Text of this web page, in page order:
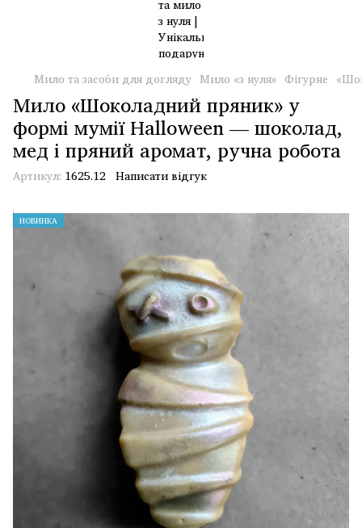
Мило та засоби для догляду Мило «з нуля» Фігурне
Мило «Шоколадний пряник» у
формі мумії Halloween — шоколад,
мед і пряний аромат, ручна робота
Артикул: 1625.12 Написати відгук
НОВИНКА